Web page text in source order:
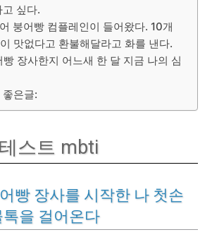
싶다.
붕어빵 컴플레인이 들어왔다. 10개
맛없다고 환불해달라고 화를 낸다.
빵 장사한지 어느새 한 달 지금 나의 심
은글:
스트 mbti
빵 장사를 시작한 나 첫손
을 걸어온다